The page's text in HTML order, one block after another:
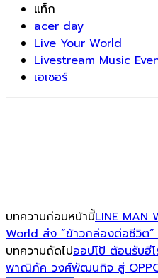
แท็ก
acer day
Live Your World
Livestream Music
เอเซอร์
บทความก่อนหน้านี้LINE MAN
World ส่ง “ข้าวกล่องต่อชีวิต
บทความถัดไปออปโป้ ต้อนรับฮี
พาณิภัค วงศ์พัฒนกิจ สู่